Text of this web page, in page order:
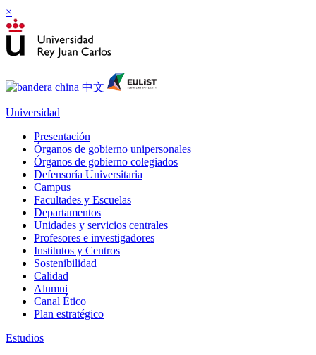
×
Universidad
Presentación
Órganos de gobierno unipersonales
Órganos de gobierno colegiados
Defensoría Universitaria
Campus
Facultades y Escuelas
Departamentos
Unidades y servicios centrales
Profesores e investigadores
Institutos y Centros
Sostenibilidad
Calidad
Alumni
Canal Ético
Plan estratégico
Estudios